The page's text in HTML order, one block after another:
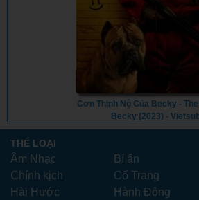
Cơn Thịnh Nộ Của Becky -
Becky (2023) -
THỂ LOẠI
Âm Nhạc Bí ẩn
Chính kịch
Cổ Trang
Hài Hước
Hành Động